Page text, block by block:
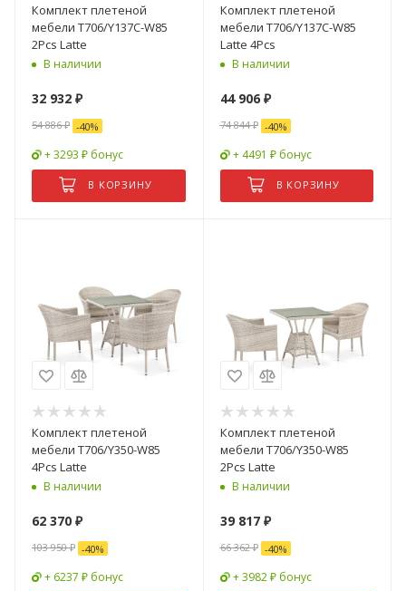
Комплект плетеной
мебели T706/Y137C-W85
2Pcs Latte
В наличии
32 932 ₽
54 886₽ -40%
+ 3293 ₽ бонус
В КОРЗИНУ
Комплект плетеной
мебели T706/Y137C-W85
Latte 4Pcs
В наличии
44 906₽
74 844₽ -40%
+ 4491 ₽ бонус
В КОРЗИНУ
Комплект плетеной
мебели T706/Y350-W85
4Pcs Latte
В наличии
62 370 ₽
103 950₽ -40%
+ 6237 ₽ бонус
Комплект плетеной
мебели T706/Y350-W85
2Pcs Latte
В наличии
39 817₽
66 362₽ -40%
+ 3982 ₽ бонус